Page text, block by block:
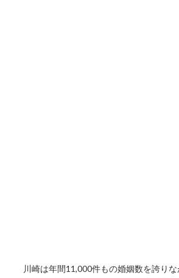
川崎は年間11,000件もの婚姻数を誇り